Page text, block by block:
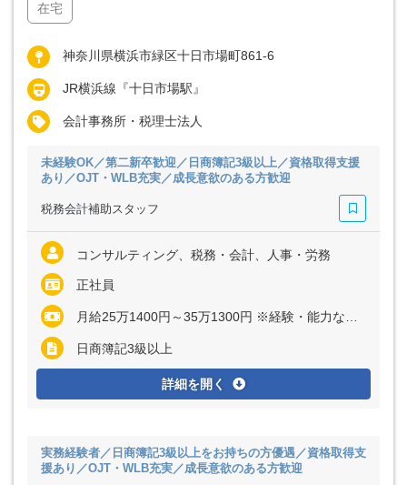
在宅
神奈川県横浜市緑区十日市場町861-6
JR横浜線『十日市場駅』
会計事務所・税理士法人
未経験OK／第二新卒歓迎／日商簿記3級以上／資格取得支援
あり／OJT・WLB充実／成長意欲のある方歓迎
税務会計補助スタッフ
コンサルティング、税務・会計、人事・労務
正社員
月給25万1400円～35万1300円 ※経験・能力など考慮の上、決定いたします ※上記に固定残業代（月27～45時間分＝4万3200円～9万200円）を含む ※超過分は別途全額支給
日商簿記3級以上
詳細を開く
実務経験者／日商簿記3級以上をお持ちの方優遇／資格取得支
援あり／OJT・WLB充実／成長意欲のある方歓迎